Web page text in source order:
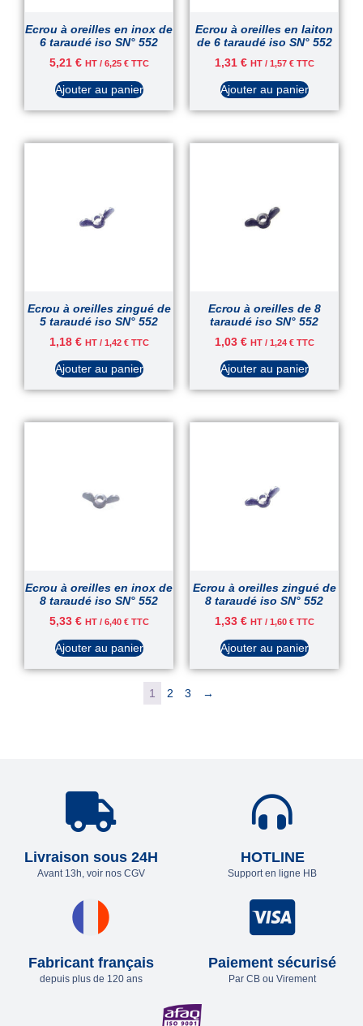
Ecrou à oreilles en inox de
6 taraudé iso SN° 552
5,21 € HT / 6,25 €TTC
Ajouter au panier
Ecrou à oreilles en laiton
de 6 taraudé iso SN° 552
1,31 € HT / 1,57 €TTC
Ajouter au panier
Ecrou à oreilles zingué de
5 taraudé iso SN° 552
1,18 € HT / 1,42 €TTC
Ajouter au panier
Ecrou à oreilles de 8
taraudé iso SN° 552
1,03 € HT / 1,24 €TTC
Ajouter au panier
Ecrou à oreilles en inox de
8 taraudé iso SN° 552
5,33 € HT / 6,40 €TTC
Ajouter au panier
Ecrou à oreilles zingué de
8 taraudé iso SN° 552
1,33 € HT / 1,60 €TTC
Ajouter au panier
1 2 3 →
Livraison sous 24H
Avant 13h, voir nos CGV
HOTLINE
Support en ligne HB
Fabricant français
depuis plus de 120 ans
Paiement sécurisé
Par CB ou Virement